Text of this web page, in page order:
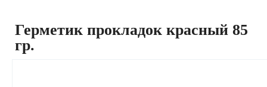
Герметик прокладок красный 85
гр.